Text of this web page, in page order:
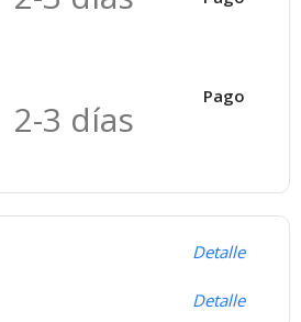
2-3 días
Pago
Detalle
Detalle